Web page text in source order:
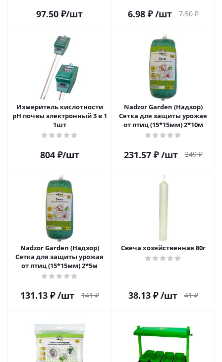
97.50 ₽/шт 6.98₽ /шт 7.50₽
Измеритель кислотности
pH почвы электронный 3 в 1
1шт
804₽/шт
Nadzor Garden (Надзор)
Сетка для защиты урожая
от птиц (15*15мм) 2*10м
231.57₽ /шт 249₽
Nadzor Garden (Надзор)
Сетка для защиты урожая
от птиц (15*15мм) 2*5м
131.13₽ /шт 141₽
Свеча хозяйственная 80г
38.13₽ /шт 41₽